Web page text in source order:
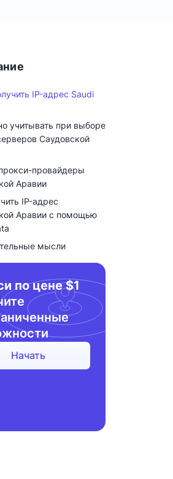
IP-адрес Saudi
учитывать при выборе
Саудовской
провайдеры
Аравии
IP-адрес
Аравии с помощью
мысли
по цене $1
Начать